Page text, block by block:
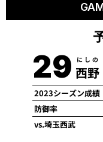
29 西
にしの
2023シーズン成績
防御率
vs.埼玉西武